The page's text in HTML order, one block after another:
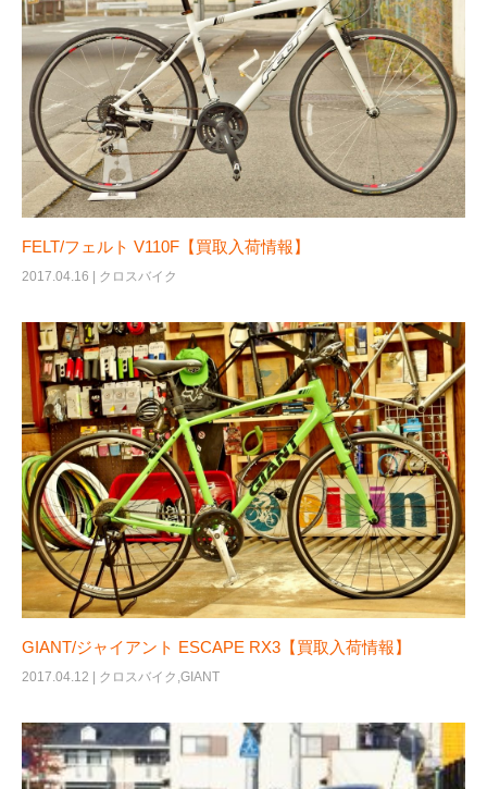
FELT/フェルト V110F【買取入荷情報】
2017.04.16 | クロスバイク
GIANT/ジャイアント ESCAPE RX3【買取入荷情報】
2017.04.12 | クロスバイク ,GIANT